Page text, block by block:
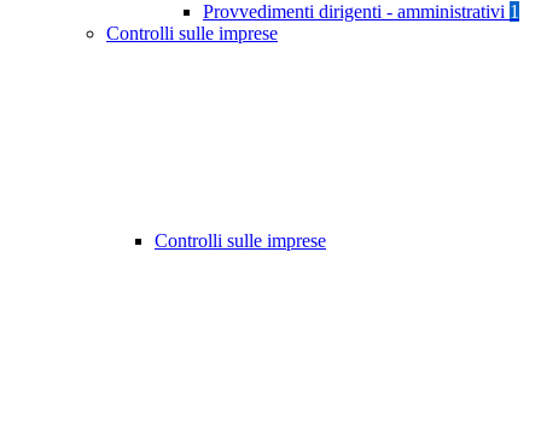
Provvedimenti dirigenti - amministrativi 1
Controlli sulle imprese
Controlli sulle imprese